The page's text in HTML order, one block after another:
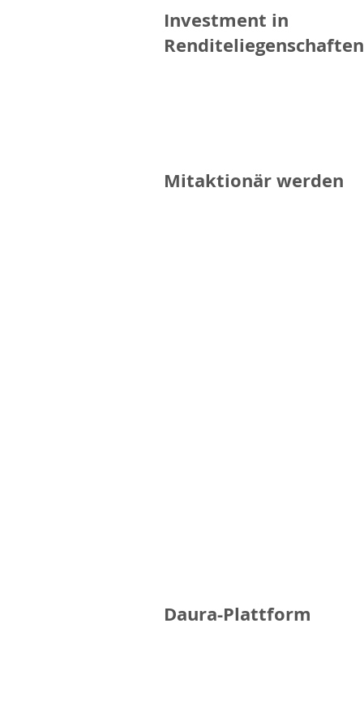
Investment in
Renditeliegenschaften
Mitaktionär werden
Daura-Plattform